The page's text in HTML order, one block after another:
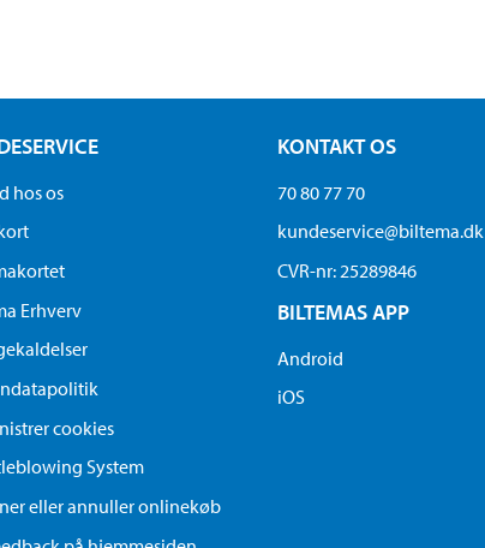
hos os
Erhverv
cookies
System
eller annuller onlinekøb
KONTAKT OS
70 80 77 70
kundeservice@biltema.dk
CVR-nr: 25289846
BILTEMAS APP
Android
iOS